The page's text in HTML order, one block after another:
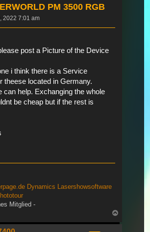
PM 3500 RGB
2022 7:01 am
post a Picture of the Device
i think there is a Service
theese located in Germany.
can help. Exchanging the whole
be cheap but if the rest is
Dynamics Lasershowsoftware
Mitglied -